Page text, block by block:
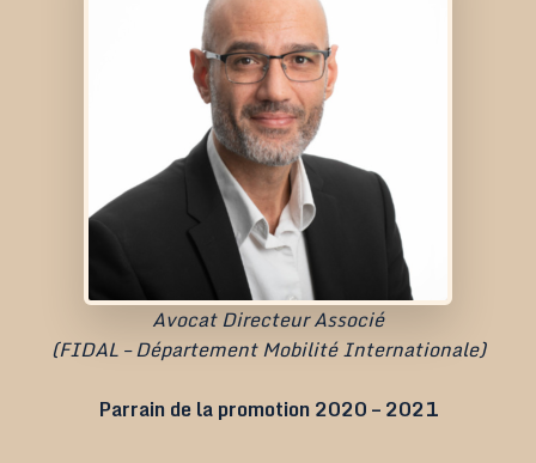
Avocat Directeur Associé
(FIDAL – Département Mobilité Internationale)
Parrain de la promotion 2020 – 2021